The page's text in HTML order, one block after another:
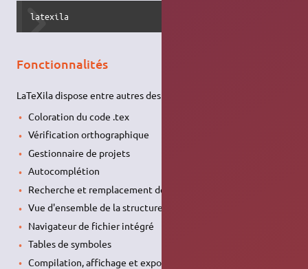
latexila
Fonctionnalités
LaTeXila dispose entre autres des fonctionnalités suivantes :
Coloration du code .tex
Vérification orthographique
Gestionnaire de projets
Autocomplétion
Recherche et remplacement de texte
Vue d'ensemble de la structure du document
Navigateur de fichier intégré
Tables de symboles
Compilation, affichage et export simples et accessibles